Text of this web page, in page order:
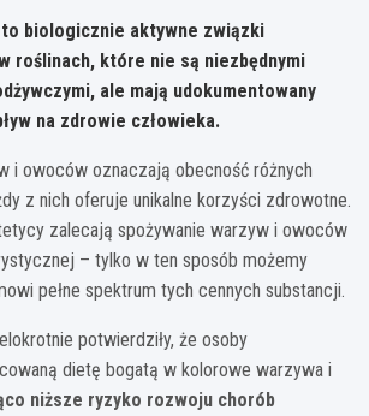
to biologicznie aktywne związki
roślinach, które nie są niezbędnymi
ale mają udokumentowany
na zdrowie człowieka.
i owoców oznaczają obecność różnych
z nich oferuje unikalne korzyści zdrowotne.
zalecają spożywanie warzyw i owoców
– tylko w ten sposób możemy
pełne spektrum tych cennych substancji.
potwierdziły, że osoby
dietę bogatą w kolorowe warzywa i
niższe ryzyko rozwoju chorób